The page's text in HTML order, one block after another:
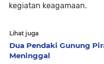
kegiatan keagamaan.
Lihat juga
Dua Pendaki Gunung
Meninggal